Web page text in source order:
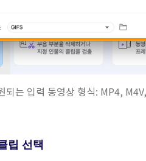
는 입력 동영상 형식: MP4,
립 선택